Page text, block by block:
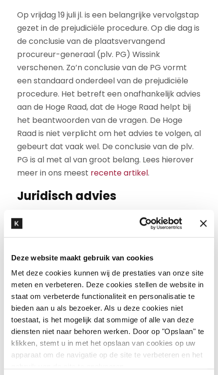
Deze website maakt gebruik van cookies
Met deze cookies kunnen wij de prestaties van onze site
meten en verbeteren. Deze cookies stellen de website in
staat om verbeterde functionaliteit en personalisatie te
bieden aan u als bezoeker. Als u deze cookies niet
toestaat, is het mogelijk dat sommige of alle van deze
diensten niet naar behoren werken. Door op "Opslaan" te
klikken, stemt u in met het opslaan van cookies op uw
apparaat om de navigatie op de site te verbeteren en het
Op vrijdag 19 juli jl. is een belangrijke vervolgstap
gezet in de prejudiciële procedure. Op die dag is
de conclusie van de plaatsvervangend
procureur-generaal (plv. PG) Wissink
verschenen. Zo’n conclusie van de PG vormt
een standaard onderdeel van de prejudiciële
procedure. Het betreft een onafhankelijk advies
aan de Hoge Raad, dat de Hoge Raad helpt bij
het beantwoorden van de vragen. De Hoge
Raad is niet verplicht om het advies te volgen, al
gebeurt dat vaak wel. De conclusie van de plv.
PG is al met al van groot belang. Lees hierover
meer in ons meest recente artikel.
Juridisch advies
Heeft u n.a.v. dit artikel nog vragen?Luister dan
onze podcastaflevering over
kennisbankartikelover huurrecht of neem
contact op met onze specialistBoudewijn van
Nieuwenhuijzen.
“Wat huurrecht zo interessant maakt is dat je
heel dichtbij de opdrachtgever staat. Ik denk
veel op strategisch niveau mee, met heel